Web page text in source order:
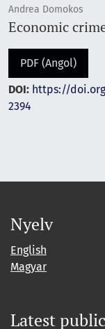
Andrea Domokos
Economic
PDF (Angol)
DOI: https://
2394
Nyelv
English
Magyar
Latest